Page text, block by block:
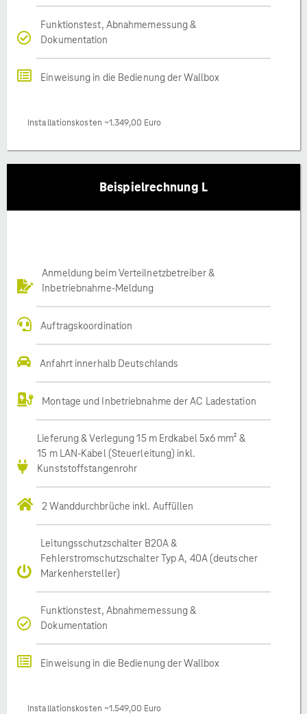
Funktionstest, Abnahmemessung &
Dokumentation
Einweisung in die Bedienung der Wallbox
Installationskosten ~1.349,00 Euro
Beispielrechnung L
Anmeldung beim Verteilnetzbetreiber &
Inbetriebnahme-Meldung
Auftragskoordination
Anfahrt innerhalb Deutschlands
Montage und Inbetriebnahme der AC Ladestation
Lieferung & Verlegung 15 m Erdkabel 5x6 mm² &
15 m LAN-Kabel (Steuerleitung) inkl.
Kunststoffstangenrohr
2 Wanddurchbrüche inkl. Auffüllen
Leitungsschutzschalter B20A &
Fehlerstromschutzschalter Typ A, 40A (deutscher
Markenhersteller)
Funktionstest, Abnahmemessung &
Dokumentation
Einweisung in die Bedienung der Wallbox
Installationskosten ~1.549,00 Euro